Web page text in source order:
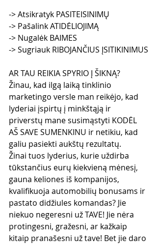
-> Atsikratyk PASITEISINIMŲ
-> Pašalink ATIDĖLIOJIMĄ
-> Nugalėk BAIMES
-> Sugriauk RIBOJANČIUS ĮSITIKINIMUS
AR TAU REIKIA SPYRIO Į ŠIKNĄ?
Žinau, kad ilgą laiką tinklinio
marketingo versle man reikėjo, kad
lyderiai įspirtų į minkštąją ir
priverstų mane susimąstyti KODĖL
AŠ SAVE SUMENKINU ir netikiu, kad
galiu pasiekti aukštų rezultatų.
Žinai tuos lyderius, kurie uždirba
tūkstančius eurų kiekvieną mėnesį,
gauna keliones iš kompanijos,
kvalifikuoja automobilių bonusams ir
pastato didžiules komandas? Jie
niekuo negeresni už TAVE! Jie nėra
protingesni, gražesni, ar kažkaip
kitaip pranašesni už tave! Bet jie daro